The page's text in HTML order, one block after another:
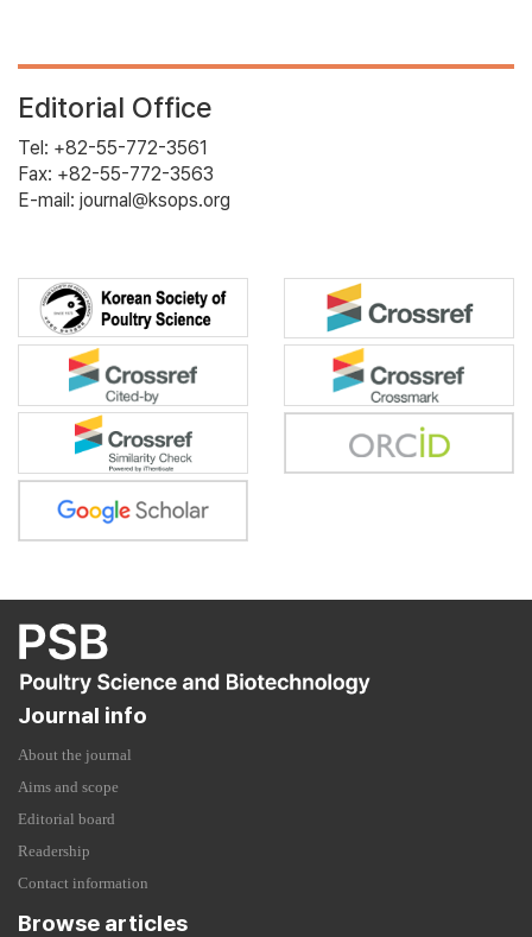
Editorial Office
Tel: +82-55-772-3561
Fax: +82-55-772-3563
E-mail: journal@ksops.org
Journal info
About the journal
Aims and scope
Editorial board
Readership
Contact information
Browse articles